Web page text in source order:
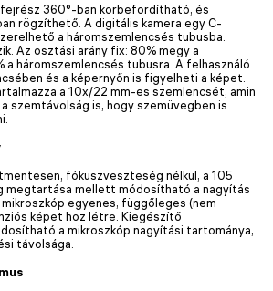
360°-ban körbefordítható, és
rögzíthető. A digitális kamera egy C-
a háromszemlencsés tubusba.
Az osztási arány fix: 80% megy a
a háromszemlencsés tubusra. A felhasználó
és a képernyőn is figyelheti a képet.
a 10x/22 mm-es szemlencsét, amin
szemtávolság is, hogy szemüvegben is
fókuszveszteség nélkül, a 105
megtartása mellett módosítható a nagyítás
egyenes, függőleges (nem
képet hoz létre. Kiegészítő
a mikroszkóp nagyítási tartománya,
távolsága.